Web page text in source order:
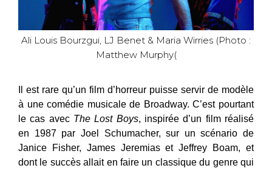
Ali Louis Bourzgui, LJ Benet & Maria Wirries (Photo :
Matthew Murphy(
Il est rare qu’un film d’horreur puisse servir de modèle
à une comédie musicale de Broadway. C’est pourtant
le cas avec The Lost Boys, inspirée d’un film réalisé
en 1987 par Joel Schumacher, sur un scénario de
Janice Fisher, James Jeremias et Jeffrey Boam, et
dont le succès allait en faire un classique du genre qui